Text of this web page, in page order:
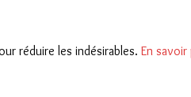
réduire les indésirables. En